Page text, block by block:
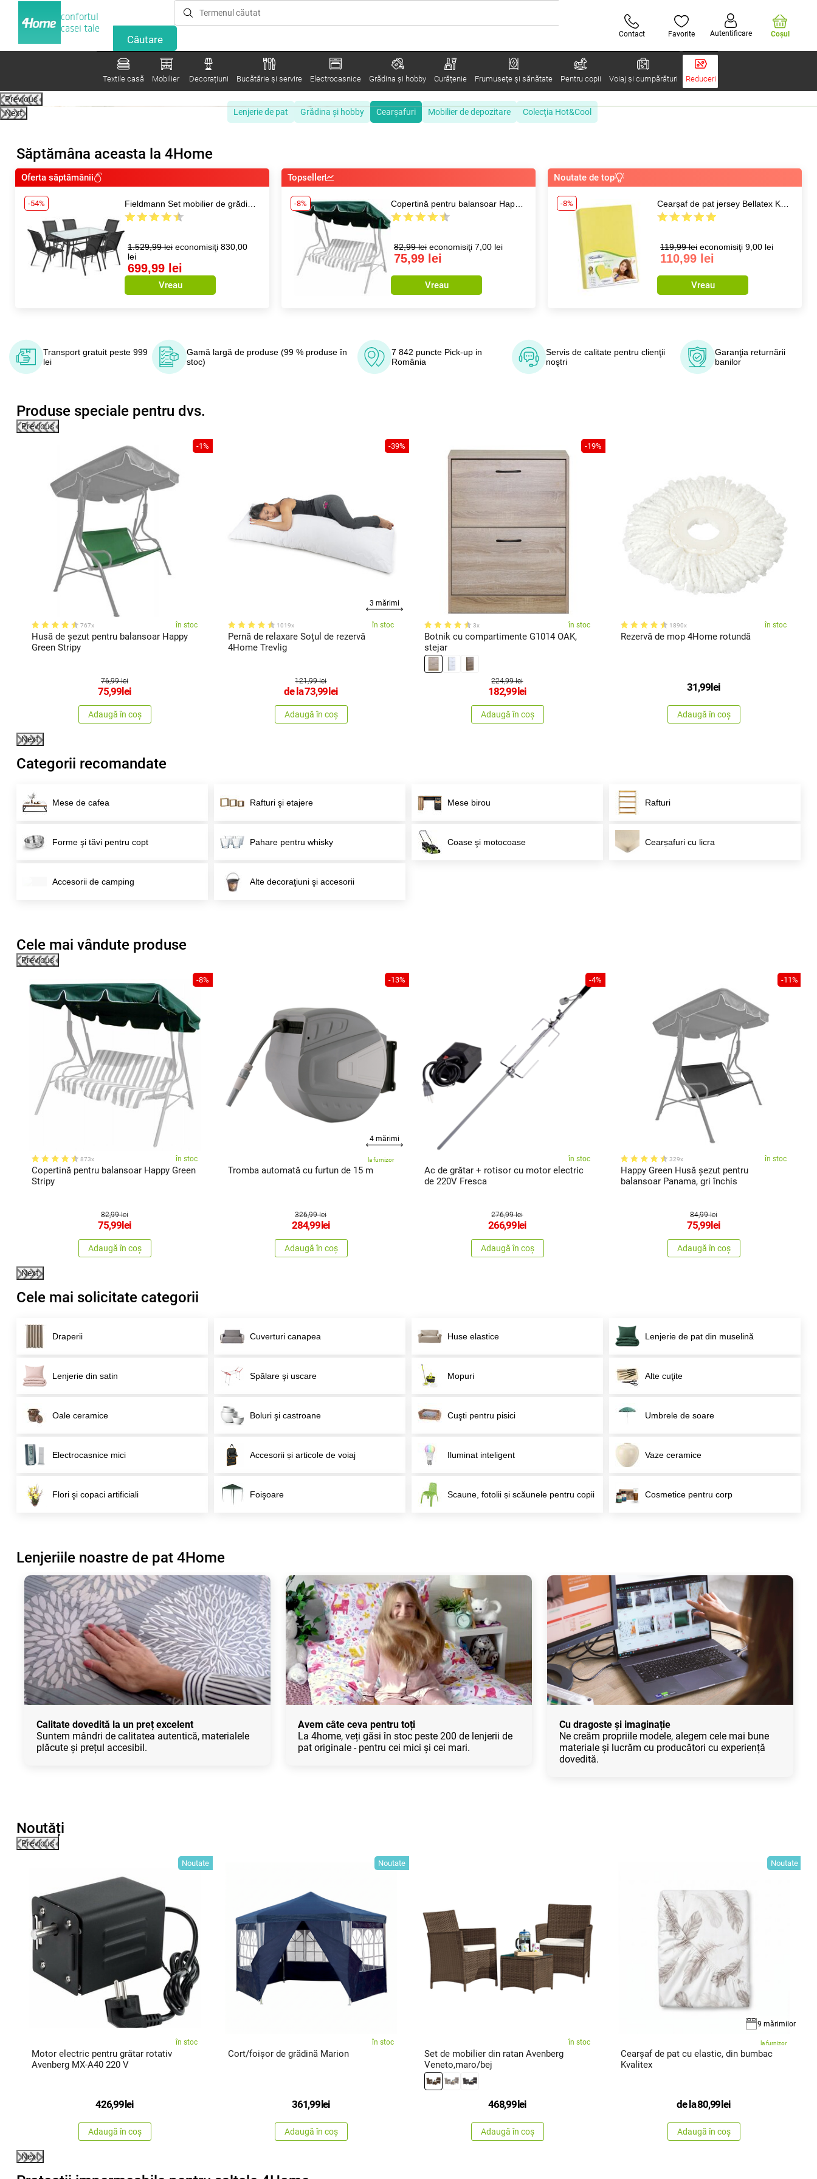
confortul
casei tale
Contact Favorite Autentificare Coşul
Textile casă Mobilier Decorațiuni Bucătărie și servire Electrocasnice Grădina şi hobby Curățenie Frumuseţe şi sănătate Pentru copii Voiaj și cumpărături Reduceri
Previous
Next
Lenjerie de pat Grădina şi hobby Cearșafuri Mobilier de depozitare Colecţia Hot&Cool
Săptămâna aceasta la 4Home
Oferta săptămânii
-54%
1.529,99 lei economisiţi 830,00
lei
699,99 lei
Vreau
Topseller
-8%
82,99 lei economisiţi 7,00 lei
75,99 lei
Vreau
Noutate de top
-8%
119,99 lei economisiţi 9,00 lei
110,99 lei
Vreau
Transport gratuit peste 999
lei
Gamă largă de produse (99 % produse în
stoc)
7 842 puncte Pick-up in
România
Servis de calitate pentru clienţii
noştri
Garanţia returnării
banilor
Produse speciale pentru dvs.
Previous
-1%
767x în stoc
Husă de șezut pentru balansoar Happy
Green Stripy
76,99 lei
75,99lei
Adaugă în coș
-39%
3 mărimi
1019x în stoc
Pernă de relaxare Soțul de rezervă
4Home Trevlig
121,99 lei
de la73,99lei
Adaugă în coș
-19%
3x în stoc
Botnik cu compartimente G1014 OAK,
stejar
224,99 lei
182,99lei
Adaugă în coș
1890x în stoc
Rezervă de mop 4Home rotundă
31,99lei
Adaugă în coș
Next
Categorii recomandate
Mese de cafea Rafturi şi etajere Mese birou Rafturi
Forme şi tăvi pentru copt Pahare pentru whisky Coase şi motocoase Cearșafuri cu licra
Accesorii de camping Alte decoraţiuni şi accesorii
Cele mai vândute produse
Previous
-8%
873x în stoc
Copertină pentru balansoar Happy Green
Stripy
82,99 lei
75,99lei
Adaugă în coș
-13%
4 mărimi
la furnizor
Tromba automată cu furtun de 15 m
326,99 lei
284,99lei
Adaugă în coș
-4%
în stoc
Ac de grătar + rotisor cu motor electric
de 220V Fresca
276,99 lei
266,99lei
Adaugă în coș
-11%
329x în stoc
Happy Green Husă șezut pentru
balansoar Panama, gri închis
84,99 lei
75,99lei
Adaugă în coș
Next
Cele mai solicitate categorii
Draperii Cuverturi canapea Huse elastice Lenjerie de pat din muselină
Lenjerie din satin Spălare şi uscare Mopuri Alte cuţite
Oale ceramice Boluri şi castroane Cuşti pentru pisici Umbrele de soare
Electrocasnice mici Accesorii și articole de voiaj Iluminat inteligent Vaze ceramice
Flori şi copaci artificiali Foişoare Scaune, fotolii și scăunele pentru copii Cosmetice pentru corp
Lenjeriile noastre de pat 4Home
Calitate dovedită la un preț excelent
Suntem mândri de calitatea autentică, materialele
plăcute și prețul accesibil.
Avem câte ceva pentru toți
La 4home, veți găsi în stoc peste 200 de lenjerii de
pat originale - pentru cei mici și cei mari.
Cu dragoste și imaginație
Ne creăm propriile modele, alegem cele mai bune
materiale și lucrăm cu producători cu experiență
dovedită.
Noutăți
Previous
Noutate
în stoc
Motor electric pentru grătar rotativ
Avenberg MX-A40 220 V
426,99lei
Adaugă în coș
Noutate
în stoc
Cort/foișor de grădină Marion
361,99lei
Adaugă în coș
în stoc
Set de mobilier din ratan Avenberg
Veneto,maro/bej
468,99lei
Adaugă în coș
Noutate
9 mărimilor
la furnizor
Cearșaf de pat cu elastic, din bumbac
Kvalitex
de la80,99lei
Adaugă în coș
Next